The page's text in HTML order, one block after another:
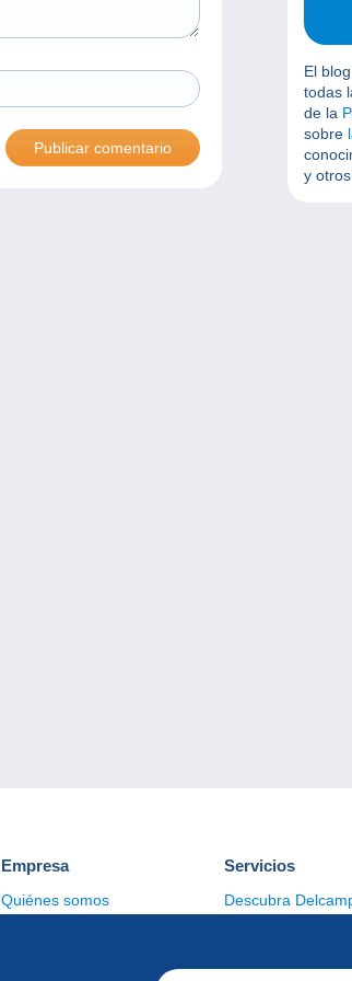
El
todas
de la
sobre
y
Empresa
Quiénes somos
Servicios
Descubra